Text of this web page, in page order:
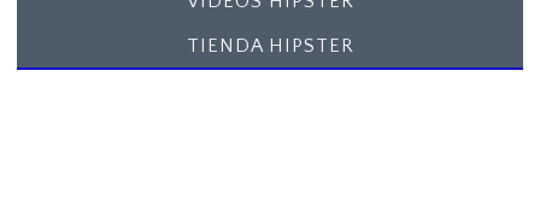
TIENDA HIPSTER